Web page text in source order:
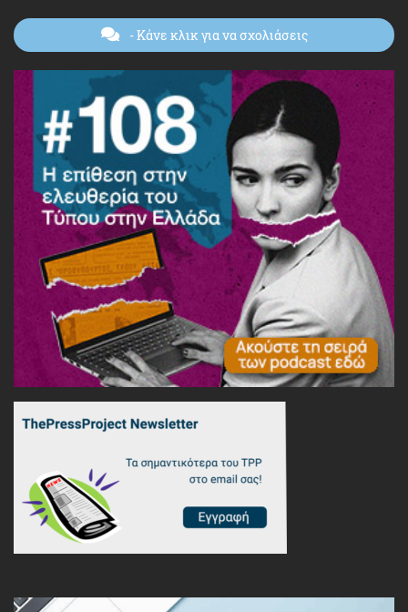
- Κάνε κλικ για να σχολιάσεις